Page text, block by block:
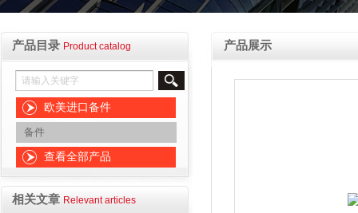
产品目录 Product catalog
欧美进口备件
备件
查看全部产品
相关文章 Relevant articles
产品展示